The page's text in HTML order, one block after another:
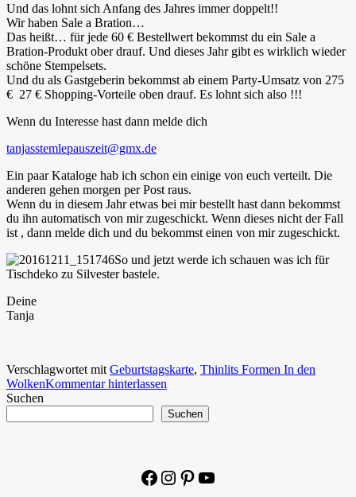
Und das lohnt sich Anfang des Jahres immer doppelt!!
Wir haben Sale a Bration…
Das heißt… für jede 60 € Bestellwert bekommst du ein Sale a
Bration-Produkt ober drauf. Und dieses Jahr gibt es wirklich wieder
schöne Stempelsets.
Und du als Gastgeberin bekommst ab einem Party-Umsatz von 275
€ 27 € Shopping-Vorteile oben drauf. Es lohnt sich also !!!
Wenn du Interesse hast dann melde dich
tanjasstemlepauszeit@gmx.de
Ein paar Kataloge hab ich schon ein einige von euch verteilt. Die
anderen gehen morgen per Post raus.
Wenn du in diesem Jahr etwas bei mir bestellt hast dann bekommst
du ihn automatisch von mir zugeschickt. Wenn dieses nicht der Fall
ist , dann melde dich und du bekommst einen von mir zugeschickt.
So und jetzt werde ich schauen was ich für
Tischdeko zu Silvester bastele.
Deine
Tanja
Verschlagwortet mit Geburtstagskarte, Thinlits Formen In den
WolkenKommentar hinterlassen
Suchen
Suchen
Facebook
Instagram
Pinterest
YouTube